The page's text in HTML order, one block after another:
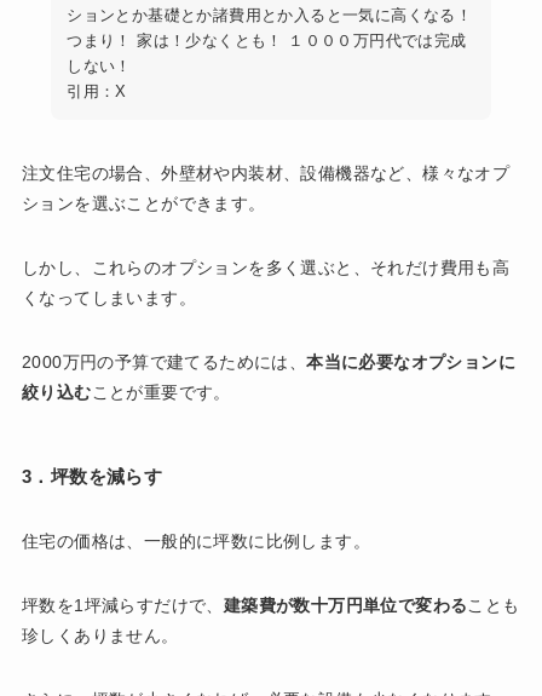
ションとか基礎とか諸費用とか入ると一気に高くなる！
つまり！ 家は！少なくとも！ １０００万円代では完成
しない！
引用：X
注文住宅の場合、外壁材や内装材、設備機器など、様々なオプ
ションを選ぶことができます。
しかし、これらのオプションを多く選ぶと、それだけ費用も高
くなってしまいます。
2000万円の予算で建てるためには、本当に必要なオプションに
絞り込むことが重要です。
3．坪数を減らす
住宅の価格は、一般的に坪数に比例します。
坪数を1坪減らすだけで、 建築費が数十万円単位で変わることも
珍しくありません。